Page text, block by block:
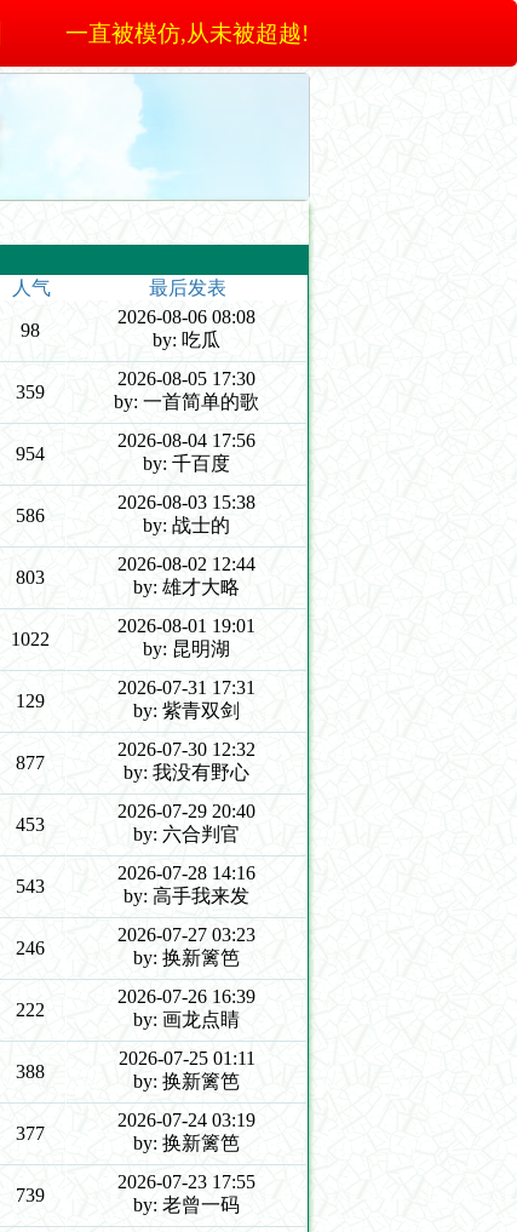
一直被模仿,从未被超越!
人气
最后发表
98
2026-08-06 08:08
by: 吃瓜
359
2026-08-05 17:30
by: 一首简单的歌
954
2026-08-04 17:56
by: 千百度
586
2026-08-03 15:38
by: 战士的
803
2026-08-02 12:44
by: 雄才大略
1022
2026-08-01 19:01
by: 昆明湖
129
2026-07-31 17:31
by: 紫青双剑
877
2026-07-30 12:32
by: 我没有野心
453
2026-07-29 20:40
by: 六合判官
543
2026-07-28 14:16
by: 高手我来发
246
2026-07-27 03:23
by: 换新篱笆
222
2026-07-26 16:39
by: 画龙点睛
388
2026-07-25 01:11
by: 换新篱笆
377
2026-07-24 03:19
by: 换新篱笆
739
2026-07-23 17:55
by: 老曾一码